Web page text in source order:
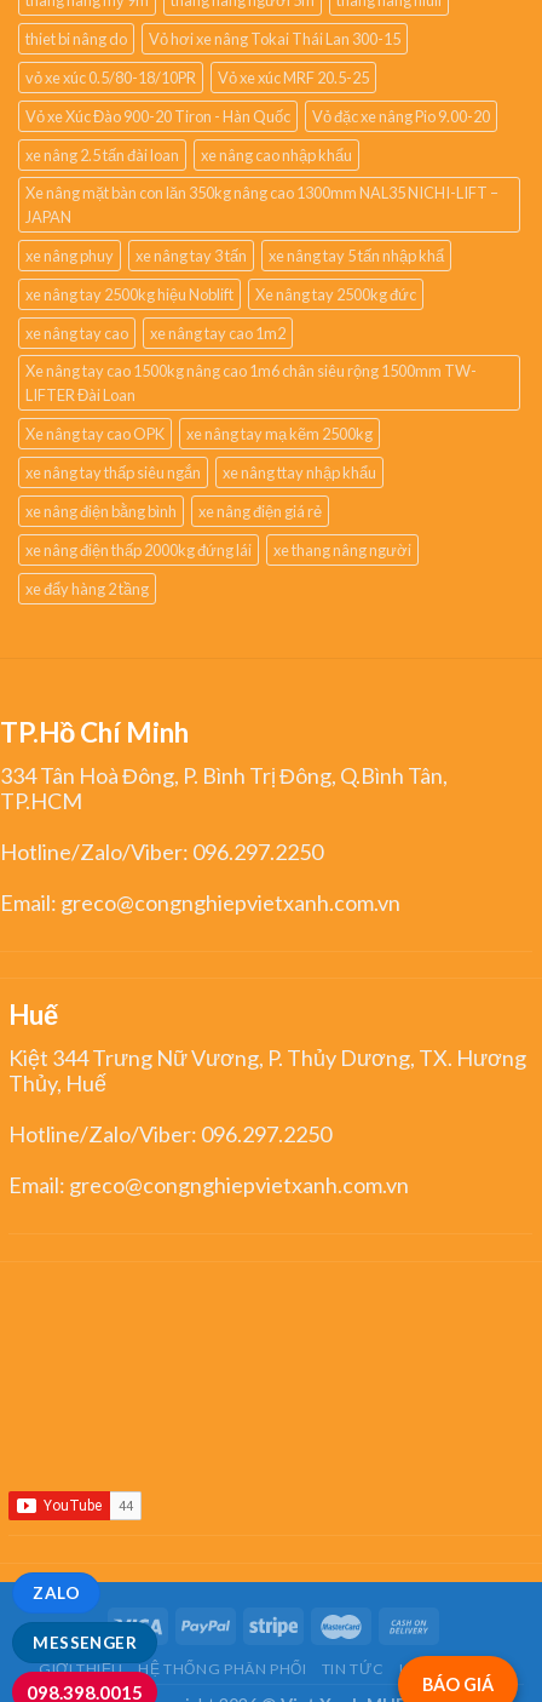
MESSENGER
ZALO
098.398.0015
thiet bi nâng do
Vỏ hơi xe nâng Tokai Thái Lan 300-15
vỏ xe xúc 0.5/80-18/10PR
Vỏ xe xúc MRF 20.5-25
Vỏ xe Xúc Đào 900-20 Tiron - Hàn Quốc
Vỏ đặc xe nâng Pio 9.00-20
xe nâng 2.5 tấn đài loan
xe nâng cao nhập khẩu
Xe nâng mặt bàn con lăn 350kg nâng cao 1300mm NAL35 NICHI-LIFT –
JAPAN
xe nâng phuy
xe nâng tay 3 tấn
xe nâng tay 5 tấn nhập khẩ
xe nâng tay 2500kg hiệu Noblift
Xe nâng tay 2500kg đức
xe nâng tay cao
xe nâng tay cao 1m2
Xe nâng tay cao 1500kg nâng cao 1m6 chân siêu rộng 1500mm TW-
LIFTER Đài Loan
Xe nâng tay cao OPK
xe nâng tay mạ kẽm 2500kg
xe nâng tay thấp siêu ngắn
xe nâng ttay nhập khẩu
xe nâng điện bằng bình
xe nâng điện giá rẻ
xe nâng điện thấp 2000kg đứng lái
xe thang nâng người
xe đẩy hàng 2 tầng
TP.Hồ Chí Minh
334 Tân Hoà Đông, P. Bình Trị Đông, Q.Bình Tân,
TP.HCM
Hotline/Zalo/Viber: 096.297.2250
Email: greco@congnghiepvietxanh.com.vn
Huế
Kiệt 344 Trưng Nữ Vương, P. Thủy Dương, TX. Hương
Thủy, Huế
Hotline/Zalo/Viber: 096.297.2250
Email: greco@congnghiepvietxanh.com.vn
BÁO GIÁ
GIỚI THIỆU HỆ THỐNG PHÂN PHỐI TIN TỨC LIÊN HỆ